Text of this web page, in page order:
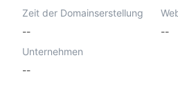
Zeit der Domainserstellung
--
--
Unternehmen
--